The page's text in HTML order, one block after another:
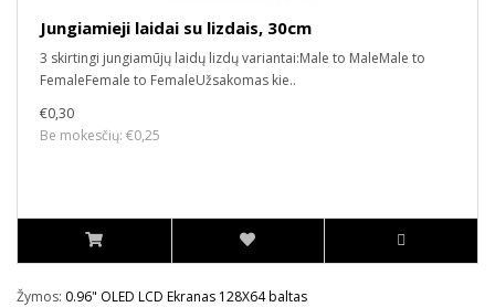
Jungiamieji laidai su lizdais, 30cm
3 skirtingi jungiamūjų laidų lizdų variantai:Male to MaleMale to
FemaleFemale to FemaleUžsakomas kie..
€0,30
Be mokesčių: €0,25
Žymos: 0.96" OLED LCD Ekranas 128X64 baltas